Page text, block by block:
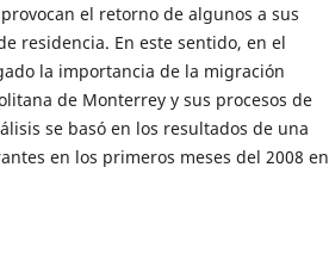
el retorno de algunos a sus
residencia. En este sentido, en el
la importancia de la migración
de Monterrey y sus procesos de
se basó en los resultados de una
en los primeros meses del 2008 en